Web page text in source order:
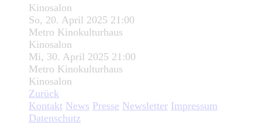
Kinosalon
So, 20. April 2025 21:00
Metro Kinokulturhaus
Kinosalon
Mi, 30. April 2025 21:00
Metro Kinokulturhaus
Kinosalon
Zurück
Kontakt News Presse Newsletter Impressum
Datenschutz